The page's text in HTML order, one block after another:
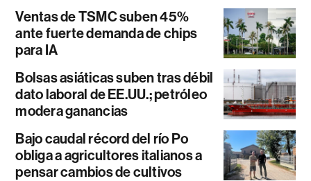
Ventas de TSMC suben 45%
ante fuerte demanda de chips
para IA
Bolsas asiáticas suben tras débil
dato laboral de EE.UU.; petróleo
modera ganancias
Bajo caudal récord del río Po
obliga a agricultores italianos a
pensar cambios de cultivos